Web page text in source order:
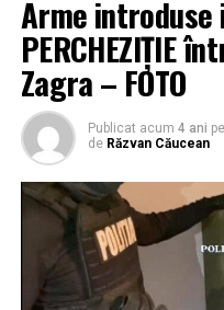
Arme
PERCHEZIȚIE
Zagra – FOTO
Publicat acum 4 ani pe
de Răzvan Căucean